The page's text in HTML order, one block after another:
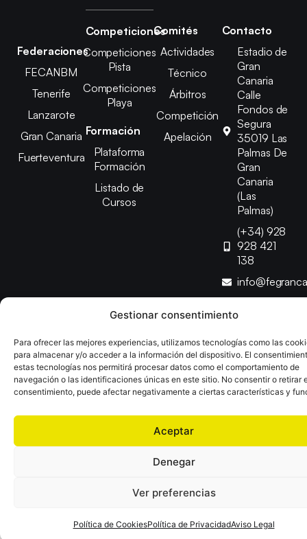
Gestionar consentimiento
Para ofrecer las mejores experiencias, utilizamos tecnologías como las
para almacenar y/o acceder a la información del dispositivo. El
estas tecnologías nos permitirá procesar datos como el comportamiento de
navegación o las identificaciones únicas en este sitio. No consentir o retirar
consentimiento, puede afectar negativamente a ciertas características y
Aceptar
Denegar
Ver preferencias
Política de CookiesPolítica de PrivacidadAviso Legal
Federaciones
FECANBM
Tenerife
Lanzarote
Gran Canaria
Fuerteventura
Competiciones
Competiciones
Pista
Competiciones
Playa
Formación
Plataforma
Formación
Listado de
Cursos
Comités
Actividades
Técnico
Árbitros
Competición
Apelación
Contacto
Estadio de
Gran
Canaria
Calle
Fondos de
Segura
35019 Las
Palmas De
Gran
Canaria
(Las
Palmas)
(+34) 928
928 421
138
Desarrollado porTOOOLS
Aviso LegalPolítica de CookiesPolítica de Privacidad
Declaración de AccesibilidadPolítica de Ventas